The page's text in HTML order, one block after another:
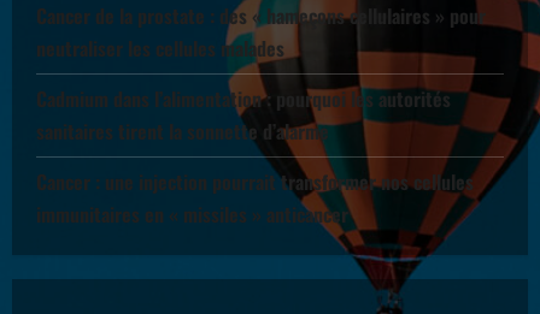
Cancer de la prostate : des « hameçons cellulaires » pour
neutraliser les cellules malades
Cadmium dans l’alimentation : pourquoi les autorités
sanitaires tirent la sonnette d’alarme
Cancer : une injection pourrait transformer nos cellules
immunitaires en « missiles » anticancer